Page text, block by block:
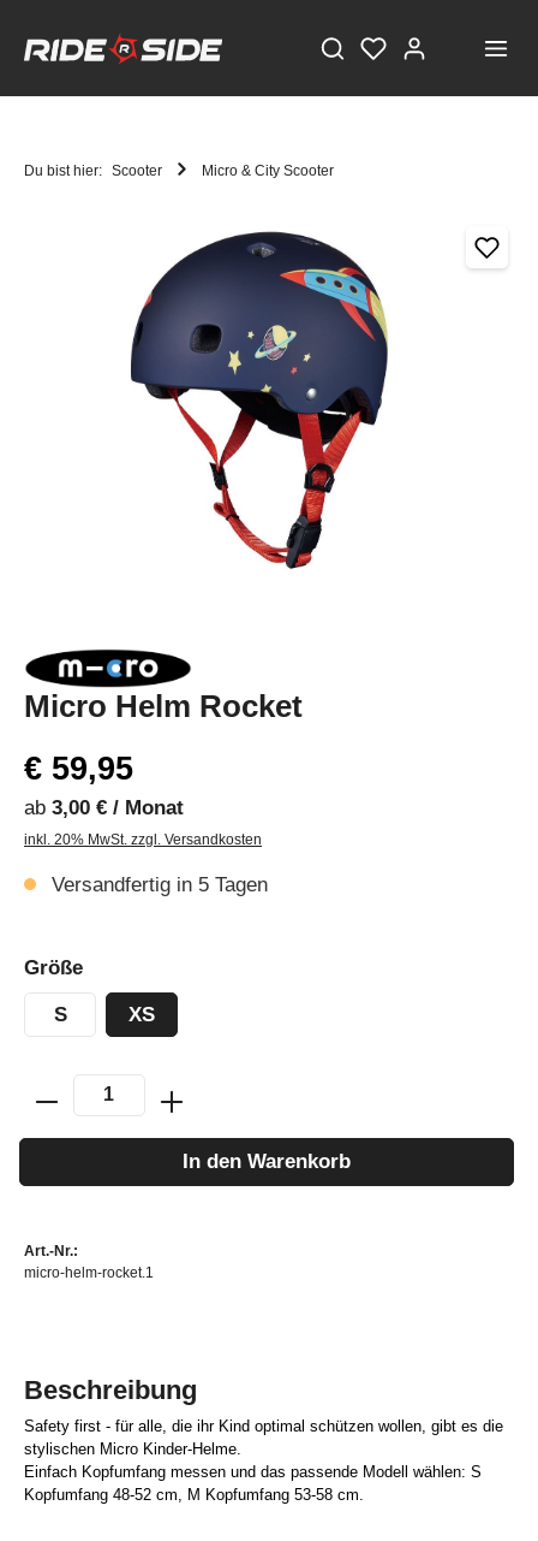
Du bist hier: Scooter Micro & City Scooter
Micro Helm Rocket
€ 59,95
ab 3,00 € / Monat
inkl. 20% MwSt. zzgl. Versandkosten
Versandfertig in 5 Tagen
Größe
S XS
In den Warenkorb
Art.-Nr.:
micro-helm-rocket.1
Beschreibung
Safety first - für alle, die ihr Kind optimal schützen wollen, gibt es die
stylischen Micro Kinder-Helme.
Einfach Kopfumfang messen und das passende Modell wählen: S
Kopfumfang 48-52 cm, M Kopfumfang 53-58 cm.